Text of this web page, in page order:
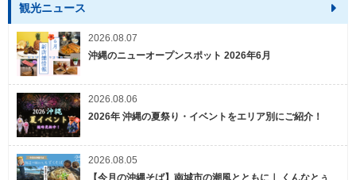
観光ニュース
2026.08.07
沖縄のニューオープンスポット 2026年6月
2026.08.06
2026年 沖縄の夏祭り・イベントをエリア別にご紹介！
2026.08.05
【今月の沖縄そば】南城市の潮風とともに｜ くんなとぅ